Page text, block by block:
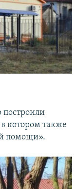
построили
котором также
помощи».